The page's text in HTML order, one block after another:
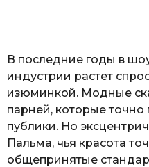
В последние годы в
индустрии растет
изюминкой. Модные
парней, которые точно
публики. Но
Пальма, чья красота
общепринятые